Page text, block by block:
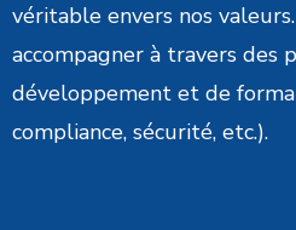
véritable envers nos
accompagner à travers des
développement et de
compliance, sécurité, etc.).